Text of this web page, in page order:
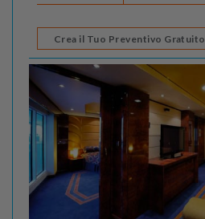
Crea il Tuo Preventivo Gratuito